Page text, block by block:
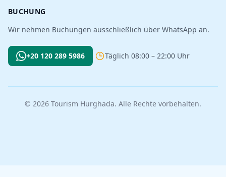
BUCHUNG
Wir nehmen Buchungen ausschließlich über WhatsApp an.
+20 120 289 5986 Täglich 08:00 – 22:00 Uhr
© 2026 Tourism Hurghada. Alle Rechte vorbehalten.